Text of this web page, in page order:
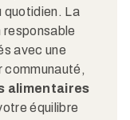
quotidien. La
responsable
avec une
communauté,
alimentaires
équilibre